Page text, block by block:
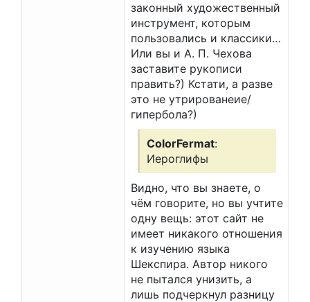
законный художественный
инструмент, которым
пользовались и классики…
Или вы и А. П. Чехова
заставите рукописи
править?) Кстати, а разве
это не утрированеие/
гипербола?)
ColorFermat:
Иероглифы
Видно, что вы знаете, о
чём говорите, но вы учтите
одну вещь: этот сайт не
имеет никакого отношения
к изучению языка
Шекспира. Автор никого
не пытался унизить, а
лишь подчеркнул разницу